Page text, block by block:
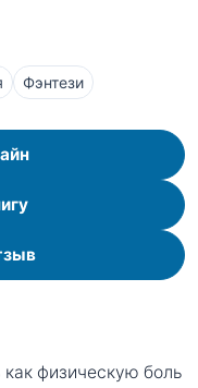
Фэнтези
физическую боль